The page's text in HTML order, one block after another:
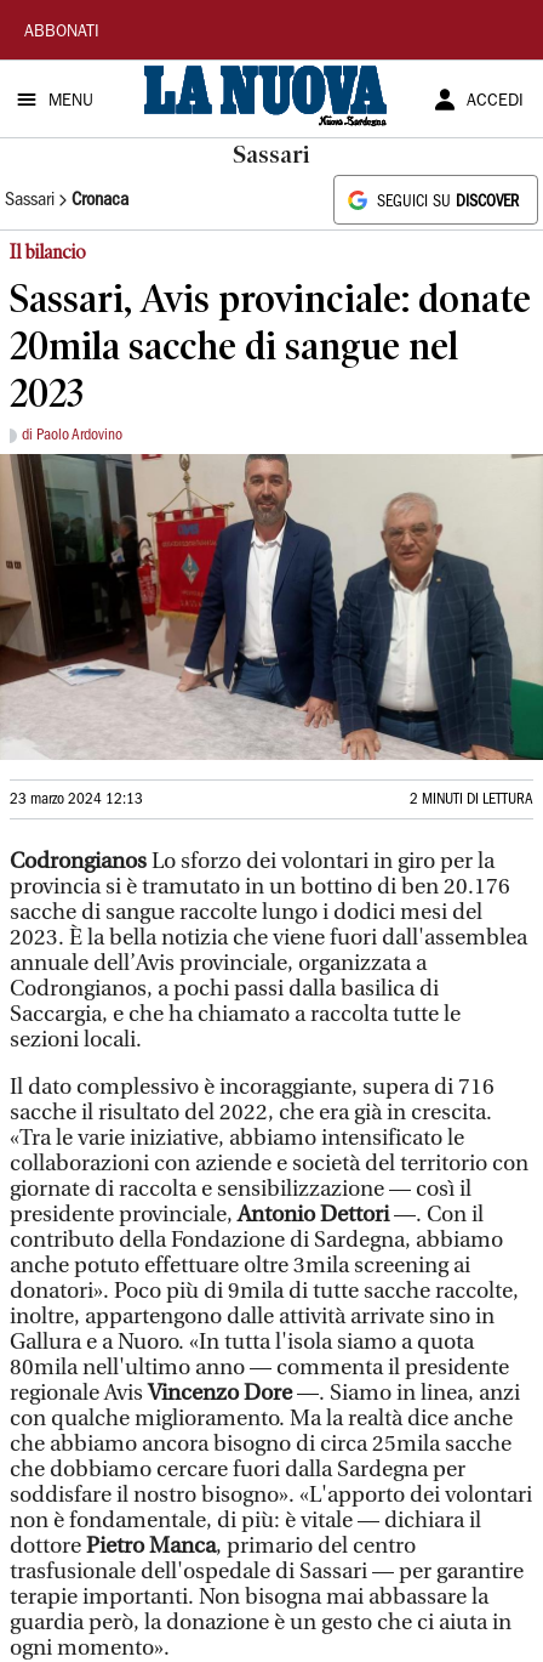
La
Nuova
Sardegna
ABBONATI
MENU ACCEDI
Sassari
Sassari Cronaca SEGUICI SU DISCOVER
Il bilancio
Sassari, Avis provinciale: donate
20mila sacche di sangue nel
2023
di Paolo Ardovino
23 marzo 2024 12:13 2 MINUTI DI LETTURA
CodrongianosLo sforzo dei volontari in giro per la
provincia si è tramutato in un bottino di ben 20.176
sacche di sangue raccolte lungo i dodici mesi del
2023. È la bella notizia che viene fuori dall'assemblea
annuale dell’Avis provinciale, organizzata a
Codrongianos, a pochi passi dalla basilica di
Saccargia, e che ha chiamato a raccolta tutte le
sezioni locali.
Il dato complessivo è incoraggiante, supera di 716
sacche il risultato del 2022, che era già in crescita.
«Tra le varie iniziative, abbiamo intensificato le
collaborazioni con aziende e società del territorio con
giornate di raccolta e sensibilizzazione — così il
presidente provinciale,Antonio Dettori—. Con il
contributo della Fondazione di Sardegna, abbiamo
anche potuto effettuare oltre 3mila screening ai
donatori». Poco più di 9mila di tutte sacche raccolte,
inoltre, appartengono dalle attività arrivate sino in
Gallura e a Nuoro. «In tutta l'isola siamo a quota
80mila nell'ultimo anno — commenta il presidente
regionale AvisVincenzo Dore—. Siamo in linea, anzi
con qualche miglioramento. Ma la realtà dice anche
che abbiamo ancora bisogno di circa 25mila sacche
che dobbiamo cercare fuori dalla Sardegna per
soddisfare il nostro bisogno». «L'apporto dei volontari
non è fondamentale, di più: è vitale — dichiara il
dottorePietro Manca, primario del centro
trasfusionale dell'ospedale di Sassari — per garantire
terapie importanti. Non bisogna mai abbassare la
guardia però, la donazione è un gesto che ci aiuta in
ogni momento».